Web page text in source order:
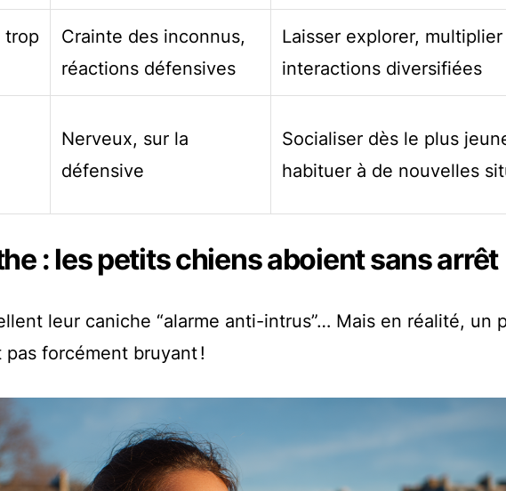
trop
Crainte des inconnus,
réactions défensives
Laisser explorer,
interactions diversifiées
Nerveux, sur la
défensive
Socialiser dès le plus
habituer à de nouvelles
: les petits chiens aboient sans arrêt
leur caniche “alarme anti-intrus”… Mais en réalité, un
pas forcément bruyant !